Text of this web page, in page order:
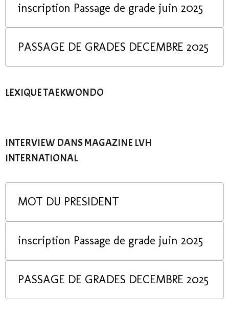
inscription Passage de grade juin 2025
PASSAGE DE GRADES DECEMBRE 2025
LEXIQUE TAEKWONDO
INTERVIEW DANS MAGAZINE LVH
INTERNATIONAL
MOT DU PRESIDENT
inscription Passage de grade juin 2025
PASSAGE DE GRADES DECEMBRE 2025